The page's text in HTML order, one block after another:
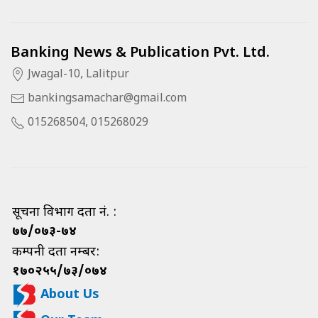
Banking News & Publication Pvt. Ltd.
Jwagal-10, Lalitpur
bankingsamachar@gmail.com
015268504, 015268029
सूचना विभाग दर्ता नं. :
७७/०७३-७४
कम्पनी दर्ता नम्बर:
१७०२५५/७३/०७४
About Us